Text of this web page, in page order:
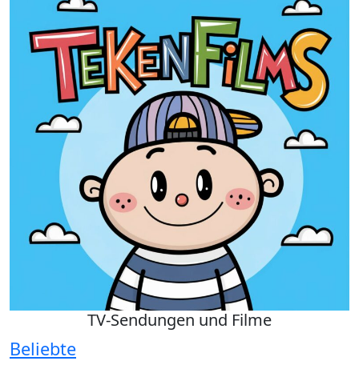
TV-Sendungen und Filme
Beliebte